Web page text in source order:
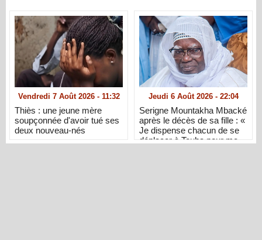
Vendredi 7 Août 2026 - 11:32
Thiès : une jeune mère
soupçonnée d'avoir tué ses
deux nouveau-nés
Jeudi 6 Août 2026 - 22:04
Serigne Mountakha Mbacké
après le décès de sa fille : «
Je dispense chacun de se
déplacer à Touba pour me